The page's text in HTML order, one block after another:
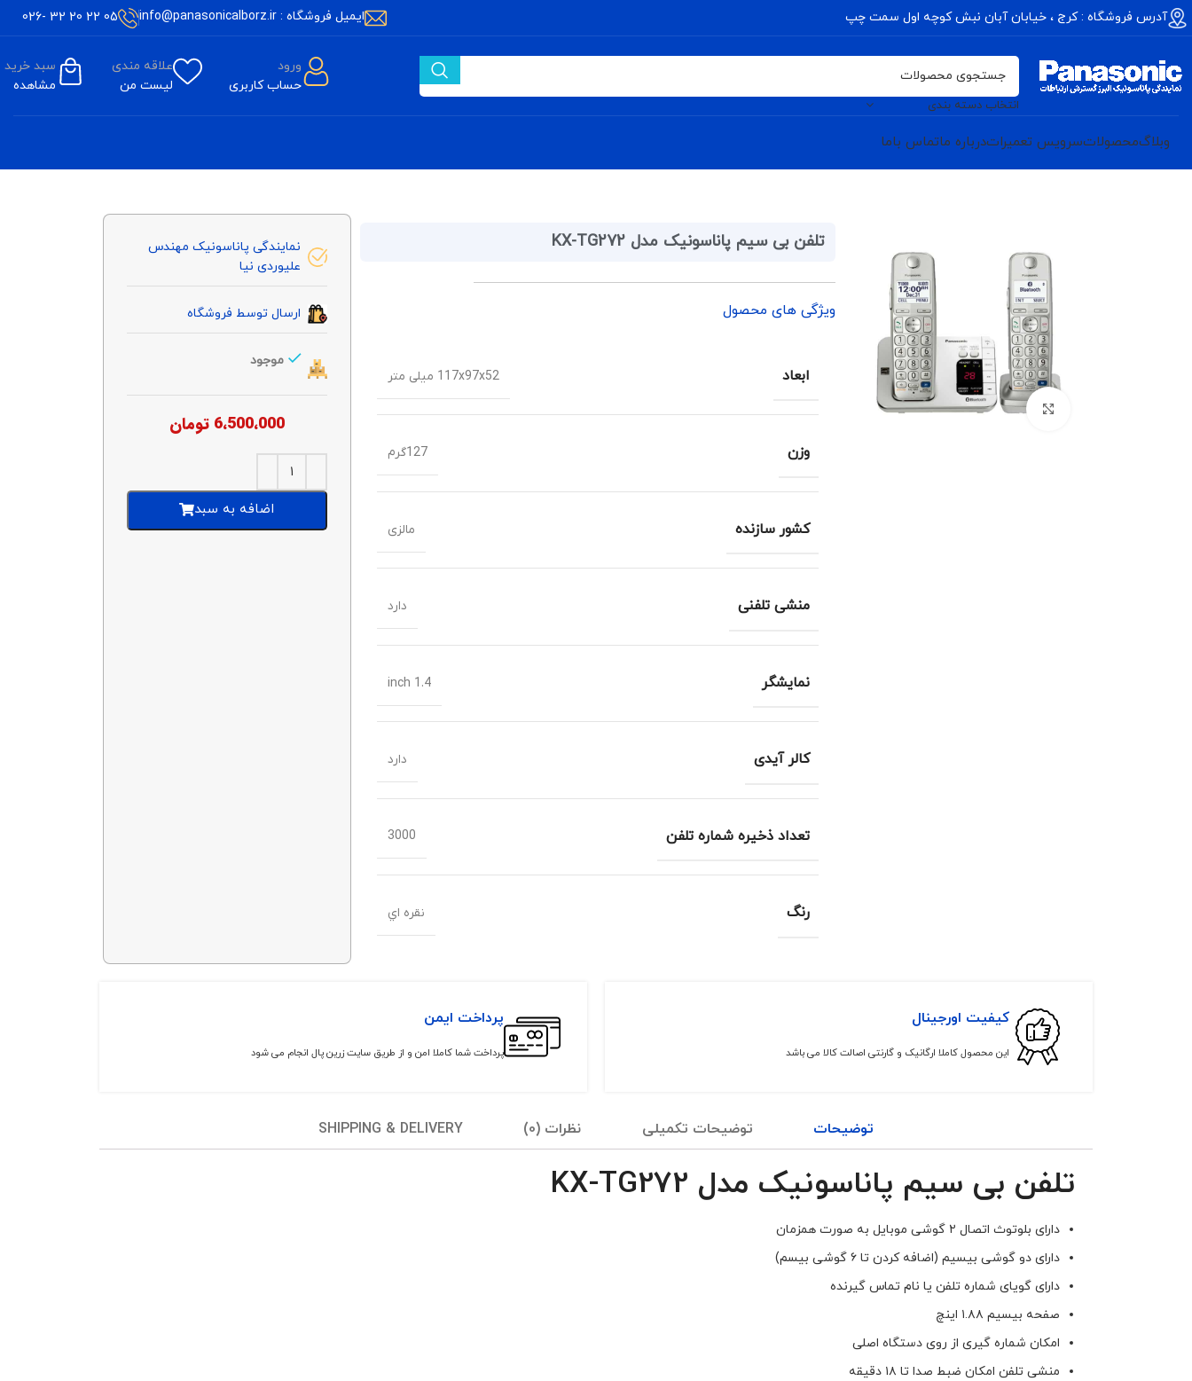
آدرس فروشگاه : کرج ، خیابان آبان نبش کوچه اول سمت چپ ایمیل فروشگاه : info@panasonicalborz.ir 05 22 20 32 -026
انتخاب دسته بندی
ورود
حساب کاربری
علاقه مندی
لیست من
سبد خرید
مشاهده
وبلاگمحصولاتسرویس تعمیراتدرباره ماتماس باما
برای بزرگنمایی کلیک کنید
تلفن بی سیم پاناسونیک مدل KX-TG272
ویژگی های محصول
ابعاد 117x97x52 میلی متر
وزن 127گرم
کشور سازنده مالزی
منشی تلفنی دارد
نمایشگر 1.4 inch
کالر آیدی دارد
تعداد ذخیره شماره تلفن 3000
رنگ نقره اي
نمایندگی پاناسونیک مهندس
علیوردی نیا
ارسال توسط فروشگاه
موجود
6،500،000 تومان
اضافه‌ به سبد
کیفیت اورجینال
این محصول کاملا ارگانیک و گارنتی اصالت کالا می باشد
پرداخت ایمن
پرداخت شما کاملا امن و از طریق سایت زرین پال انجام می شود
توضیحات توضیحات تکمیلی نظرات (0) SHIPPING & DELIVERY
تلفن بی سیم پاناسونیک مدل KX-TG272
داراى بلوتوث اتصال ٢ گوشى موبايل به صورت همزمان
داراى دو گوشى بيسيم (اضافه كردن تا ٦ گوشى بيسم)
داراى گوياى شماره تلفن يا نام تماس گيرنده
صفحه بيسيم ١.٨٨ اينچ
امكان شماره گيرى از روى دستگاه اصلى
منشى تلفن امكان ضبط صدا تا ١٨ دقيقه